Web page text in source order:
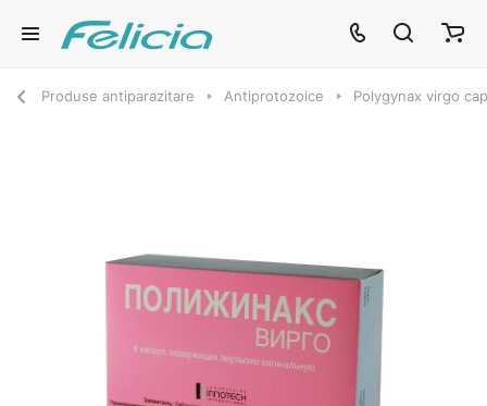
Produse antiparazitare Antiprotozoice Polygynax virgo